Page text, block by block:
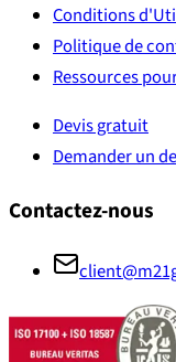
Conditions
Politique de
Ressources
Devis gratuit
Demander un
Contactez-nous